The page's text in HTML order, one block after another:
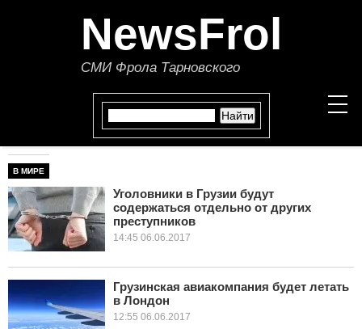
NewsFrol
СМИ Фрола Тарновского
СТАТЬИ
ЭКОНОМИКА
В МИРЕ
В МИРЕ
Уголовники в Грузии будут
содержаться отдельно от других
преступников
14:45 06.06.2017
Грузинская авиакомпания будет летать
в Лондон
12:55 06.06.2017